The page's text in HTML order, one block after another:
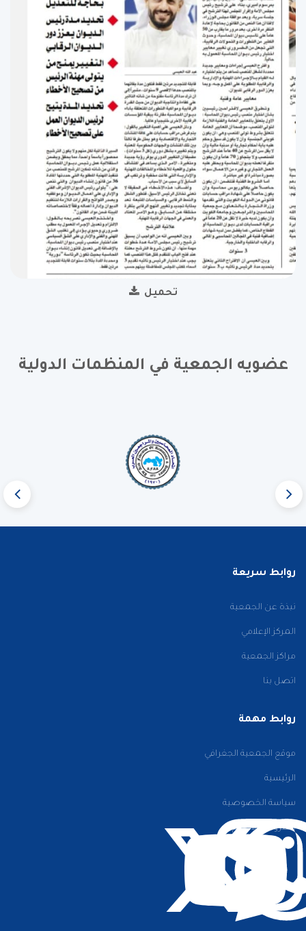
تحميل
عضويه الجمعية في المنظمات الدولية
روابط سريعة
نبذة عن الجمعية
المركز الإعلامي
مراكز الجمعية
اتصل بنا
روابط مهمة
موقع الجمعية الجغرافي
الرئيسية
سياسة الخصوصية
الشروط والأحكام